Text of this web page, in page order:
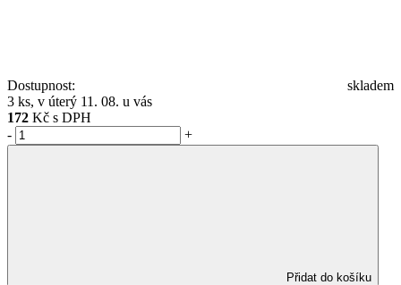
Dostupnost:
skladem
3 ks, v úterý 11. 08. u vás
172 Kč s DPH
-
+
Přidat do košíku